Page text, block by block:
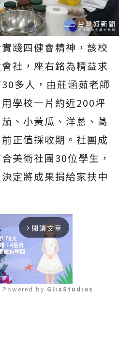
踐四健會精神，該校
社，座右銘為精益求
多人，由莊涵茹老師
學校一片約近200坪
、小黃瓜、洋蔥、萵
正值採收期。社團成
美術社團30位學生，
定將成果捐給家扶中
arrow_forward_ios 閱讀文章
Powered by GliaStudios